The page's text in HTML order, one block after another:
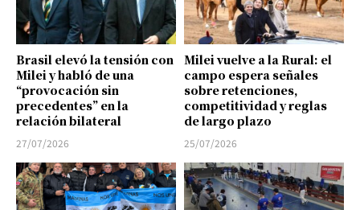
Brasil elevó la tensión con
Milei y habló de una
“provocación sin
precedentes” en la
relación bilateral
27/07/2026
Milei vuelve a la Rural: el
campo espera señales
sobre retenciones,
competitividad y reglas
de largo plazo
25/07/2026